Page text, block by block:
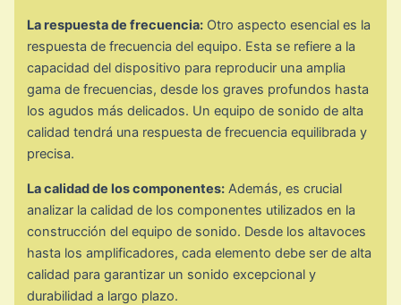
La respuesta de frecuencia: Otro aspecto esencial es la
respuesta de frecuencia del equipo. Esta se refiere a la
capacidad del dispositivo para reproducir una amplia
gama de frecuencias, desde los graves profundos hasta
los agudos más delicados. Un equipo de sonido de alta
calidad tendrá una respuesta de frecuencia equilibrada y
precisa.
La calidad de los componentes: Además, es crucial
analizar la calidad de los componentes utilizados en la
construcción del equipo de sonido. Desde los altavoces
hasta los amplificadores, cada elemento debe ser de alta
calidad para garantizar un sonido excepcional y
durabilidad a largo plazo.